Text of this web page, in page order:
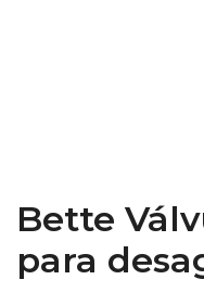
Bette
para